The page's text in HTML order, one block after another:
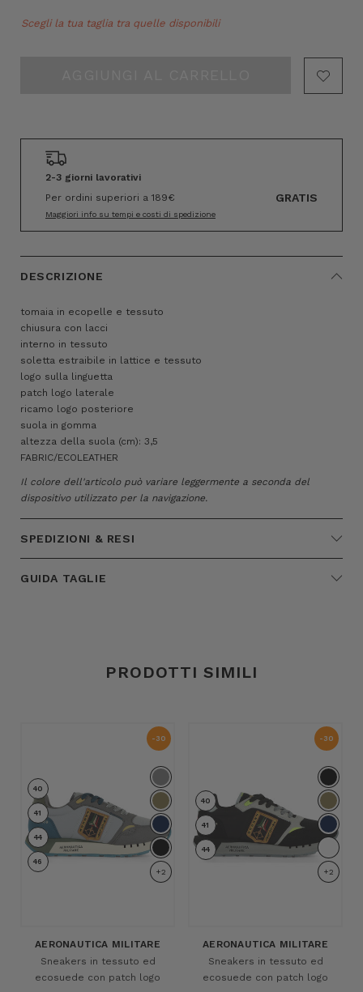
Only
Scegli la tua taglia tra quelle disponibili
2-3 giorni lavorativi
Per ordini superiori a 189€
GRATIS
Maggiori info su tempi e costi di spedizione
DESCRIZIONE
tomaia in ecopelle e tessuto
chiusura con lacci
interno in tessuto
soletta estraibile in lattice e tessuto
logo sulla linguetta
patch logo laterale
ricamo logo posteriore
suola in gomma
altezza della suola (cm): 3,5
FABRIC/ECOLEATHER
Il colore dell'articolo può variare leggermente a seconda del
dispositivo utilizzato per la navigazione.
SPEDIZIONI & RESI
GUIDA TAGLIE
PRODOTTI SIMILI
-30
40
41
44
46
+2
AERONAUTICA MILITARE
Sneakers in tessuto ed
ecosuede con patch logo
-30
40
41
44
+2
AERONAUTICA MILITARE
Sneakers in tessuto ed
ecosuede con patch logo